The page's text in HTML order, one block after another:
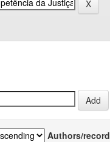
Authors/record